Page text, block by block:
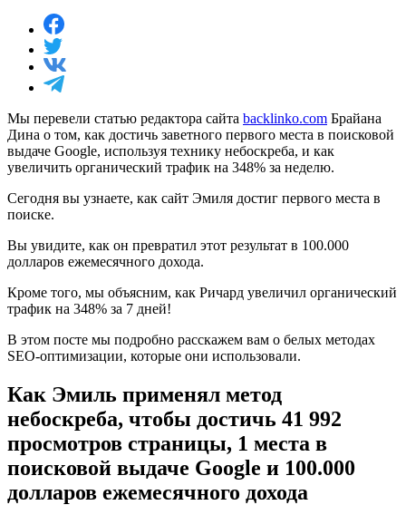
Мы перевели статью редактора сайта backlinko.com Брайана
Дина о том, как достичь заветного первого места в поисковой
выдаче Google, используя технику небоскреба, и как
увеличить органический трафик на 348% за неделю.
Сегодня вы узнаете, как сайт Эмиля достиг первого места в
поиске.
Вы увидите, как он превратил этот результат в 100.000
долларов ежемесячного дохода.
Кроме того, мы объясним, как Ричард увеличил органический
трафик на 348% за 7 дней!
В этом посте мы подробно расскажем вам о белых методах
SEO-оптимизации, которые они использовали.
Как Эмиль применял метод
небоскреба, чтобы достичь 41 992
просмотров страницы, 1 места в
поисковой выдаче Google и 100.000
долларов ежемесячного дохода